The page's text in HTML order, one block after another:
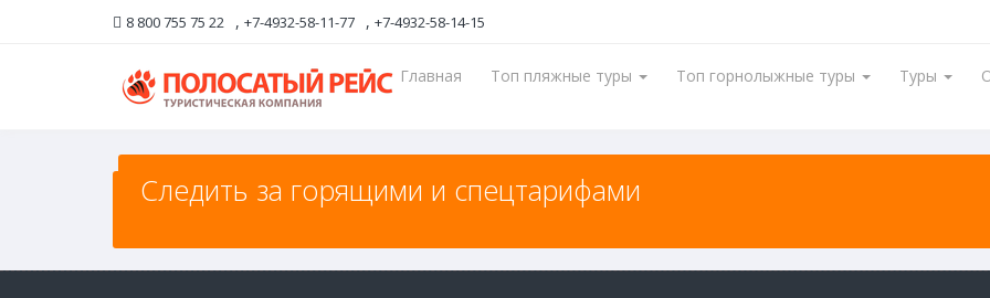
8 800 755 75 22 , +7-4932-58-11-77 , +7-4932-58-14-15
Главная Топ пляжные туры Топ горнолыжные туры Туры
Следить за горящими и спецтарифами
Следить за горящими и спецтарифами